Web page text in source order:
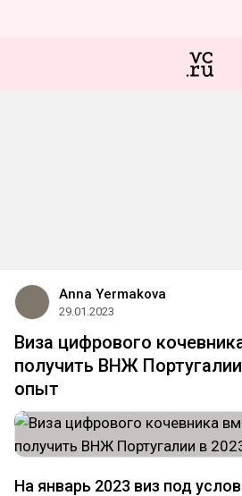
Anna Yermakova
29.01.2023
Виза цифрового
получить ВНЖ
опыт
На январь 2023 виз под